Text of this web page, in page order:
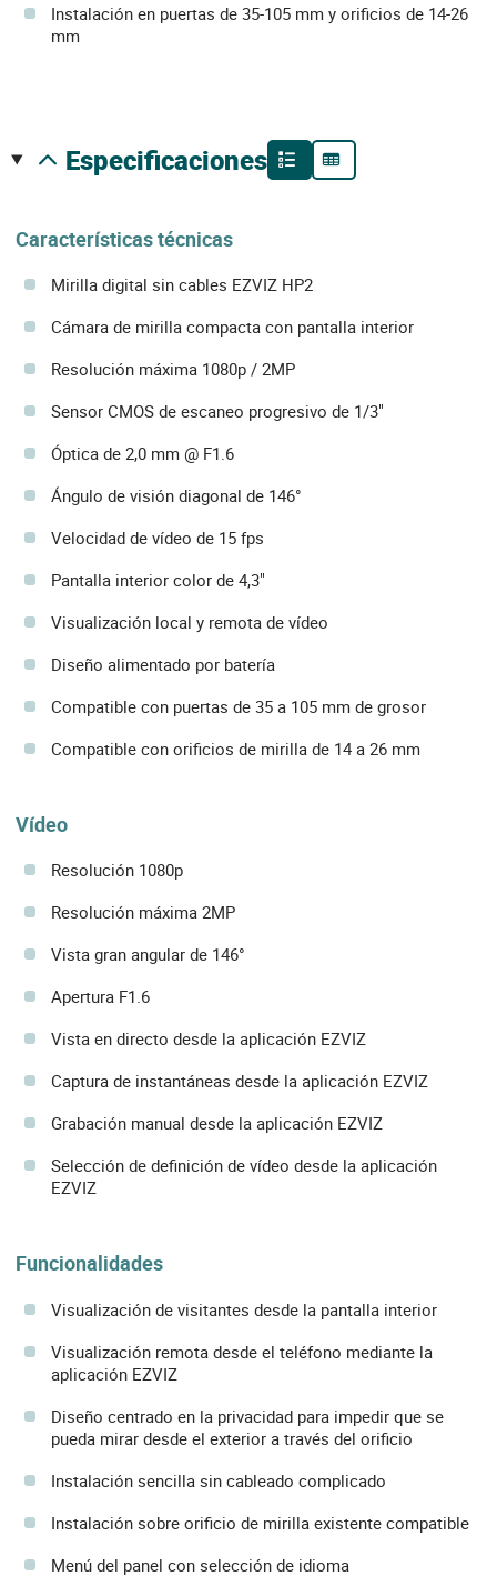
Instalación en puertas de 35-105 mm y orificios de 14-26
mm
especificaciones
Características técnicas
Mirilla digital sin cables EZVIZ HP2
Cámara de mirilla compacta con pantalla interior
Resolución máxima 1080p / 2MP
Sensor CMOS de escaneo progresivo de 1/3"
Óptica de 2,0 mm @ F1.6
Ángulo de visión diagonal de 146°
Velocidad de vídeo de 15 fps
Pantalla interior color de 4,3"
Visualización local y remota de vídeo
Diseño alimentado por batería
Compatible con puertas de 35 a 105 mm de grosor
Compatible con orificios de mirilla de 14 a 26 mm
Vídeo
Resolución 1080p
Resolución máxima 2MP
Vista gran angular de 146°
Apertura F1.6
Vista en directo desde la aplicación EZVIZ
Captura de instantáneas desde la aplicación EZVIZ
Grabación manual desde la aplicación EZVIZ
Selección de definición de vídeo desde la aplicación
EZVIZ
Funcionalidades
Visualización de visitantes desde la pantalla interior
Visualización remota desde el teléfono mediante la
aplicación EZVIZ
Diseño centrado en la privacidad para impedir que se
pueda mirar desde el exterior a través del orificio
Instalación sencilla sin cableado complicado
Instalación sobre orificio de mirilla existente compatible
Menú del panel con selección de idioma